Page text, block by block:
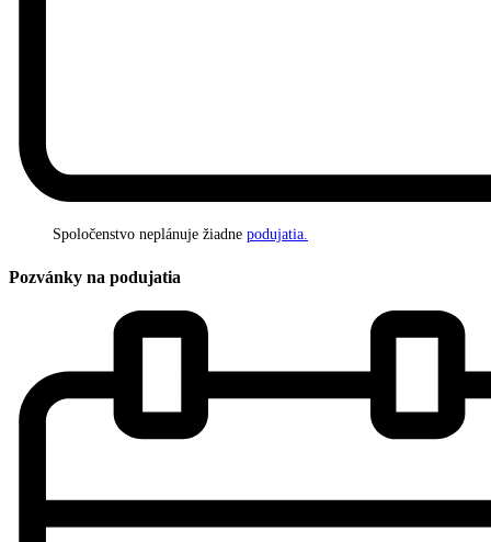
Spoločenstvo neplánuje žiadne podujatia.
Pozvánky na podujatia